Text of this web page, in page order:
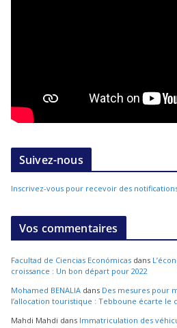
Suivez-nous
Inscrivez-vous pour recevoir des
Vos commentaires
Facultad de Ciencias Económicas dans
croissance : Un bon départ pour 2022
Mohamed BENALIA dans Des mesures pour
l’allocation touristique : Tebboune écarte le
Mahdi Mahdi dans Immatriculation des